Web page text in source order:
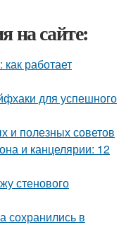
на сайте:
работает
для успешного
и полезных советов
и канцелярии: 12
стенового
сохранились в